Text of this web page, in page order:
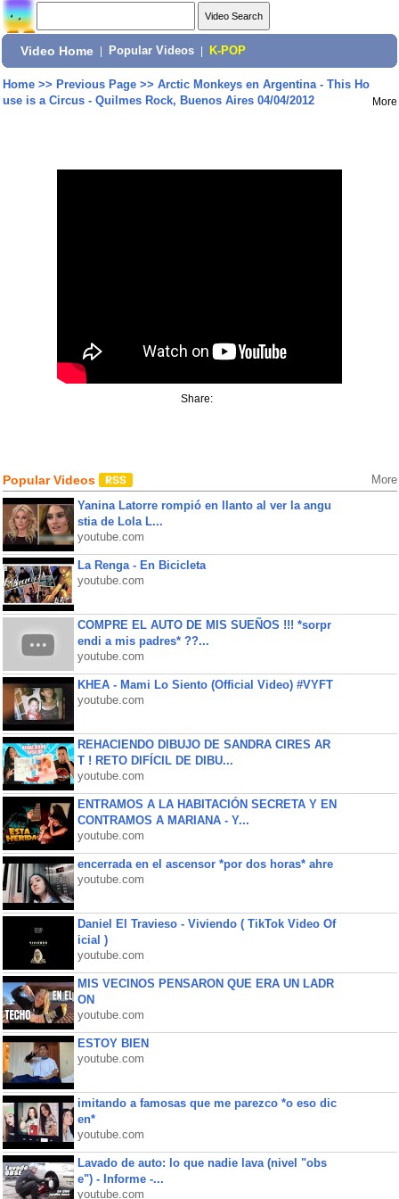
Video Home Popular Videos K-POP
Home>> Previous Page>> Arctic Monkeys en Argentina - This Ho
use is a Circus - Quilmes Rock, Buenos Aires 04/04/2012
More
Share:
Popular Videos More
Yanina Latorre rompió en llanto al ver la angu
stia de Lola L...
youtube.com
La Renga - En Bicicleta
youtube.com
COMPRE EL AUTO DE MIS SUEÑOS !!! *sorpr
endi a mis padres* ??...
youtube.com
KHEA - Mami Lo Siento (Official Video) #VYFT
youtube.com
REHACIENDO DIBUJO DE SANDRA CIRES AR
T ! RETO DIFÍCIL DE DIBU...
youtube.com
ENTRAMOS A LA HABITACIÓN SECRETA Y EN
CONTRAMOS A MARIANA - Y...
youtube.com
encerrada en el ascensor *por dos horas* ahre
youtube.com
Daniel El Travieso - Viviendo ( TikTok Video Of
icial )
youtube.com
MIS VECINOS PENSARON QUE ERA UN LADR
ON
youtube.com
ESTOY BIEN
youtube.com
imitando a famosas que me parezco *o eso dic
en*
youtube.com
Lavado de auto: lo que nadie lava (nivel "obs
e") - Informe -...
youtube.com